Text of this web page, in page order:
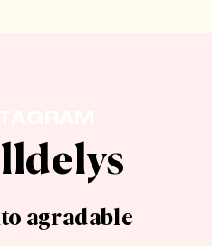
agradable